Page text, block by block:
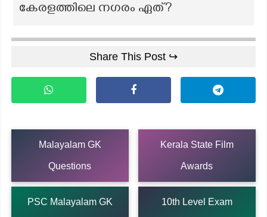
കേരളത്തിലെ നഗരം ഏത്?
Share This Post ↪
Malayalam GK
Questions
Kerala State Film
Awards
PSC Malayalam GK 10th Level Exam